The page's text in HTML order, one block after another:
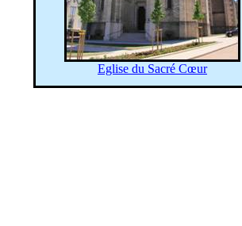
Eglise du Sacré Cœur